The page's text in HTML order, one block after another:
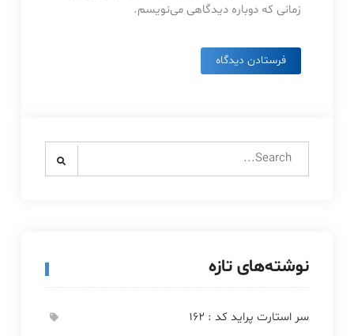
زمانی که دوباره دیدگاهی می‌نویسم.
Search
نوشته‌های تازه
سر استارت پراید کد : 162